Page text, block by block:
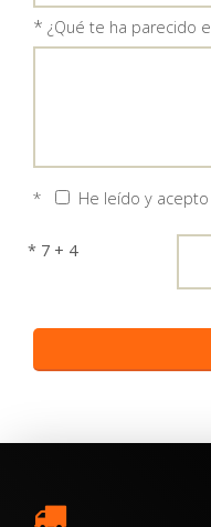
* ¿Qué te ha parecido
* He leído y acepto
* 7 + 4